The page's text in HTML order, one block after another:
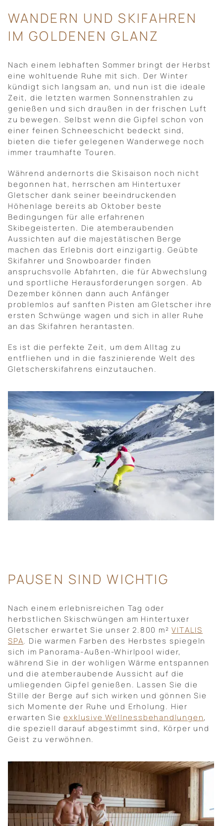
WANDERN UND SKIFAHREN
IM GOLDENEN GLANZ
Nach einem lebhaften Sommer bringt der Herbst
eine wohltuende Ruhe mit sich. Der Winter
kündigt sich langsam an, und nun ist die ideale
Zeit, die letzten warmen Sonnenstrahlen zu
genießen und sich draußen in der frischen Luft
zu bewegen. Selbst wenn die Gipfel schon von
einer feinen Schneeschicht bedeckt sind,
bieten die tiefer gelegenen Wanderwege noch
immer traumhafte Touren.
Während andernorts die Skisaison noch nicht
begonnen hat, herrschen am Hintertuxer
Gletscher dank seiner beeindruckenden
Höhenlage bereits ab Oktober beste
Bedingungen für alle erfahrenen
Skibegeisterten. Die atemberaubenden
Aussichten auf die majestätischen Berge
machen das Erlebnis dort einzigartig. Geübte
Skifahrer und Snowboarder finden
anspruchsvolle Abfahrten, die für Abwechslung
und sportliche Herausforderungen sorgen. Ab
Dezember können dann auch Anfänger
problemlos auf sanften Pisten am Gletscher ihre
ersten Schwünge wagen und sich in aller Ruhe
an das Skifahren herantasten.
Es ist die perfekte Zeit, um dem Alltag zu
entfliehen und in die faszinierende Welt des
Gletscherskifahrens einzutauchen.
PAUSEN SIND WICHTIG
Nach einem erlebnisreichen Tag oder
herbstlichen Skischwüngen am Hintertuxer
Gletscher erwartet Sie unser 2.800 m²VITALIS
SPA. Die warmen Farben des Herbstes spiegeln
sich im Panorama-Außen-Whirlpool wider,
während Sie in der wohligen Wärme entspannen
und die atemberaubende Aussicht auf die
umliegenden Gipfel genießen. Lassen Sie die
Stille der Berge auf sich wirken und gönnen Sie
sich Momente der Ruhe und Erholung. Hier
erwarten Sieexklusive Wellnessbehandlungen,
die speziell darauf abgestimmt sind, Körper und
Geist zu verwöhnen.